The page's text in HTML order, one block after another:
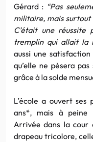
Gérard : “Pas
militaire, mais
C’était une
tremplin qui allait la
aussi une
qu’elle ne pèsera
grâce à la solde
L’école a ouvert
ans*, mais à peine
Arrivée dans la cour
drapeau tricolore,